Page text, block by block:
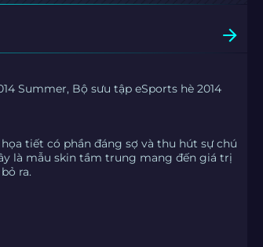
Summer, Bộ sưu tập eSports hè 2014
tiết có phần đáng sợ và thu hút sự chú
là mẫu skin tầm trung mang đến giá trị
ra.